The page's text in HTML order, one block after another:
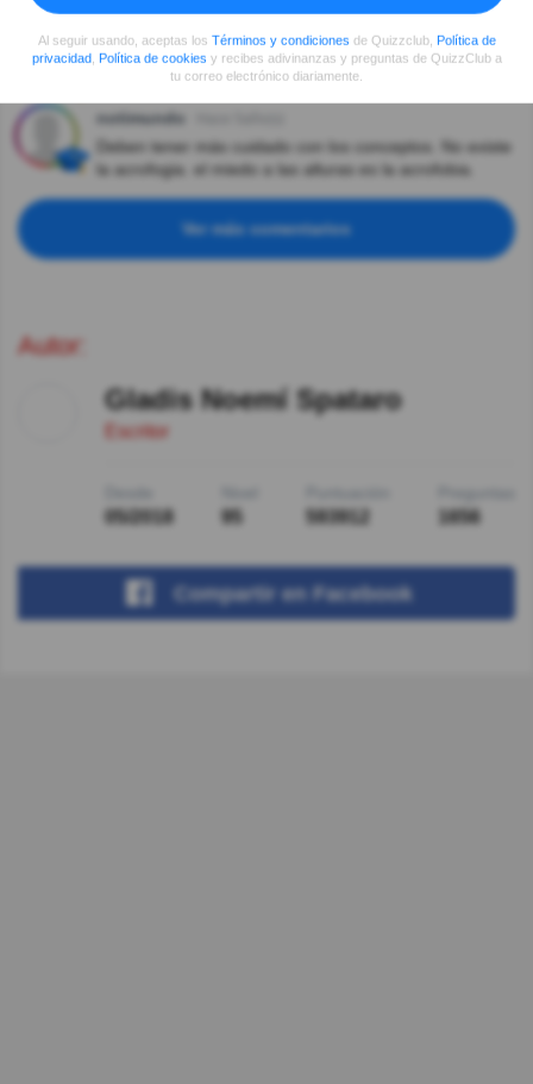
Uriel Ahmed Tejeira Ruiz Hace 5año(s)
El término correcto es acrofobia
notimundo
Deben tener más cuidado con los conceptos. No existe
la acrofogia. el miedo a las alturas es la acrofobia.
Ver más comentarios
Autor:
Gladis Noemí Spataro
Escritor
05/2018 95 593912 1656
Compartir en Facebook
Al seguir usando, aceptas los Términos y condiciones de Quizzclub, Política de
privacidad, Política de cookies y recibes adivinanzas y preguntas de QuizzClub a
tu correo electrónico diariamente.